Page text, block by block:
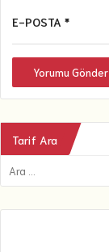
E-POSTA *
Yorumu Gönder
Tarif Ara